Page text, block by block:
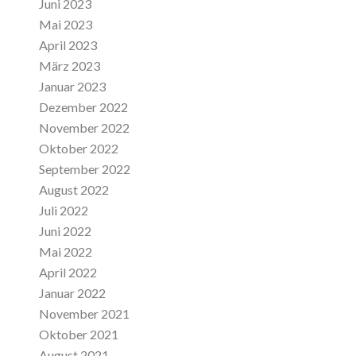
Juni 2023
Mai 2023
April 2023
März 2023
Januar 2023
Dezember 2022
November 2022
Oktober 2022
September 2022
August 2022
Juli 2022
Juni 2022
Mai 2022
April 2022
Januar 2022
November 2021
Oktober 2021